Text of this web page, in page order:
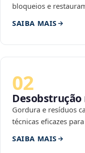
bloqueios e
SAIBA MAIS
02
Desobstrução
Gordura e resíduos
técnicas eficazes
SAIBA MAIS